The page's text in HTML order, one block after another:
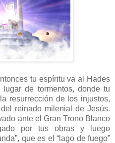
tu espíritu va al Hades
de tormentos, donde tu
resurrección de los injustos,
reinado milenial de Jesús.
ante el Gran Trono Blanco
por tus obras y luego
que es el “lago de fuego”